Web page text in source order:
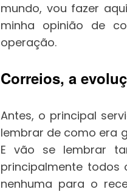
mundo, vou fazer
minha opinião de
operação.
Correios, a
Antes, o principal
lembrar de como era
E vão se lembrar
principalmente todos
nenhuma para o